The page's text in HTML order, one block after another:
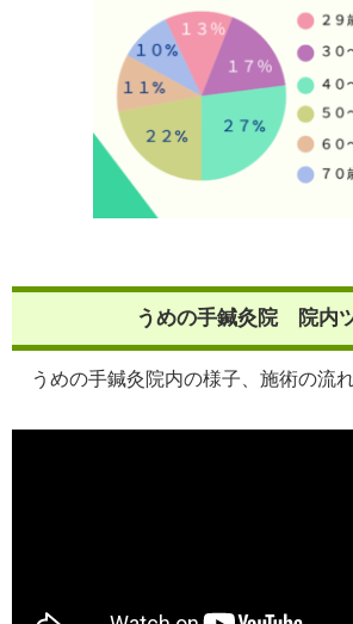
うめの手鍼灸院 院内
うめの手鍼灸院内の様子、施術の流